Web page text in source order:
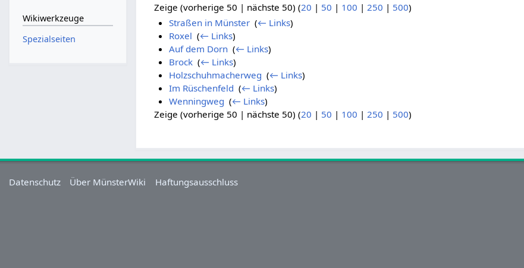
Zeige (vorherige 50 | nächste 50) (20 | 50 | 100 | 250 | 500)
Straßen in Münster‎ (← Links)
Roxel (← Links)
Auf dem Dorn‎ (← Links)
Brock‎ (← Links)
Holzschuhmacherweg (← Links)
Im Rüschenfeld (← Links)
Wenningweg (← Links)
Zeige (vorherige 50 | nächste 50) (20 | 50 | 100 |250 | 500)
Wikiwerkzeuge
Spezialseiten
Datenschutz Über MünsterWiki Haftungsausschluss